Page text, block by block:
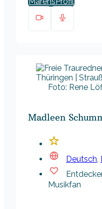
Foto: Rene
Madleen
Deutsch,
Musikfan